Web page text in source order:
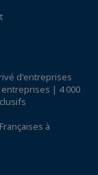
d'entreprises
entreprises | 4 000
à